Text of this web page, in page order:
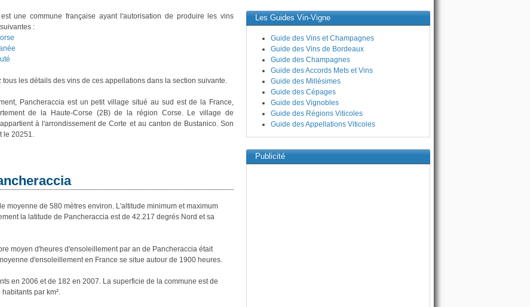
est une commune française ayant l'autorisation de produire les vins
:
tous les détails des vins de ces appellations dans la section suivante.
Pancheraccia est un petit village situé au sud est de la France,
de la Haute-Corse (2B) de la région Corse. Le village de
à l'arrondissement de Corte et au canton de Bustanico. Son
le 20251.
moyenne de 580 mètres environ. L'altitude minimum et maximum
la latitude de Pancheraccia est de 42.217 degrés Nord et sa
moyen d'heures d'ensoleillement par an de Pancheraccia était
d'ensoleillement en France se situe autour de 1900 heures.
en 2006 et de 182 en 2007. La superficie de la commune est de
par km².
Les Guides Vin-Vigne
Guide des Vins et Champagnes
Guide des Vins de Bordeaux
Guide des Champagnes
Guide des Accords Mets et Vins
Guide des Millésimes
Guide des Cépages
Guide des Vignobles
Guide des Régions Viticoles
Guide des Appellations Viticoles
Publicité